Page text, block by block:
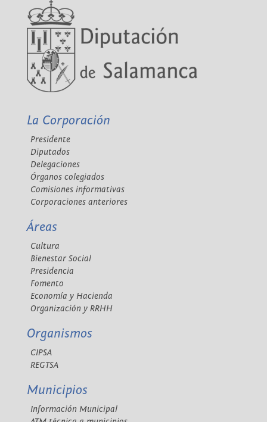
La Corporación
Presidente
Diputados
Delegaciones
Órganos colegiados
Comisiones informativas
Corporaciones anteriores
Áreas
Cultura
Bienestar Social
Presidencia
Fomento
Economía y Hacienda
Organización y RRHH
Organismos
CIPSA
REGTSA
Municipios
Información Municipal